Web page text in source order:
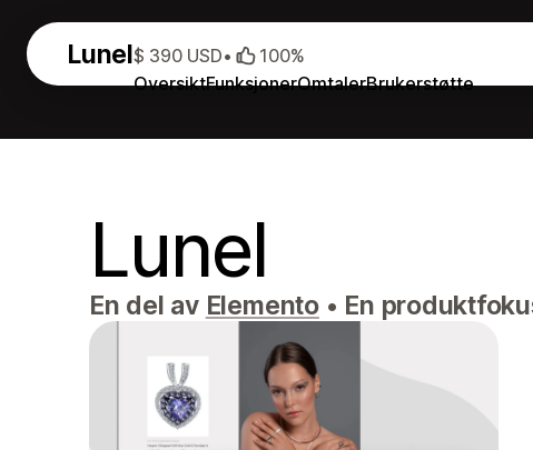
Lunel
OversiktFunksjonerOmtalerBrukerstøtte
$ 390 USD• 100%
Lunel
En del av Elemento • En